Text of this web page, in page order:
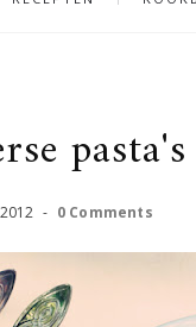
pasta's
2012 - 0 Comments